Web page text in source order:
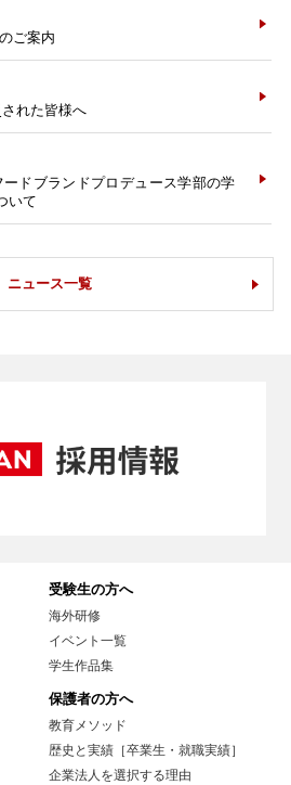
ご案内
れた皆様へ
ドブランドプロデュース学部の学
いて
ニュース一覧
受験生の方へ
海外研修
イベント一覧
学生作品集
保護者の方へ
教育メソッド
歴史と実績［卒業生・就職実績］
企業法人を選択する理由